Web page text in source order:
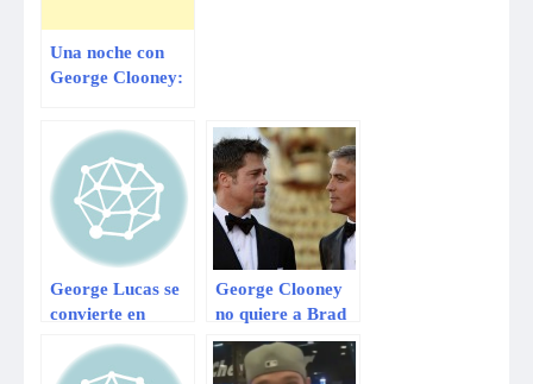
Una noche con
George Clooney:
540.000 dólares
George Lucas se
convierte en
George Clooney
no quiere a Brad
Pitt en su boda